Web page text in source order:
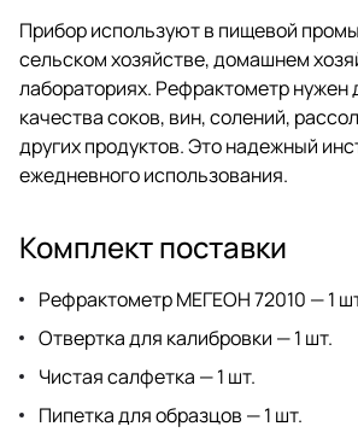
Прибор используют в пищевой
сельском хозяйстве, домашнем
лабораториях. Рефрактометр нужен
качества соков, вин, солений,
других продуктов. Это надежный
ежедневного использования.
Комплект поставки
Рефрактометр МЕГЕОН 72010 — 1
Отвертка для калибровки — 1 шт.
Чистая салфетка — 1 шт.
Пипетка для образцов — 1 шт.